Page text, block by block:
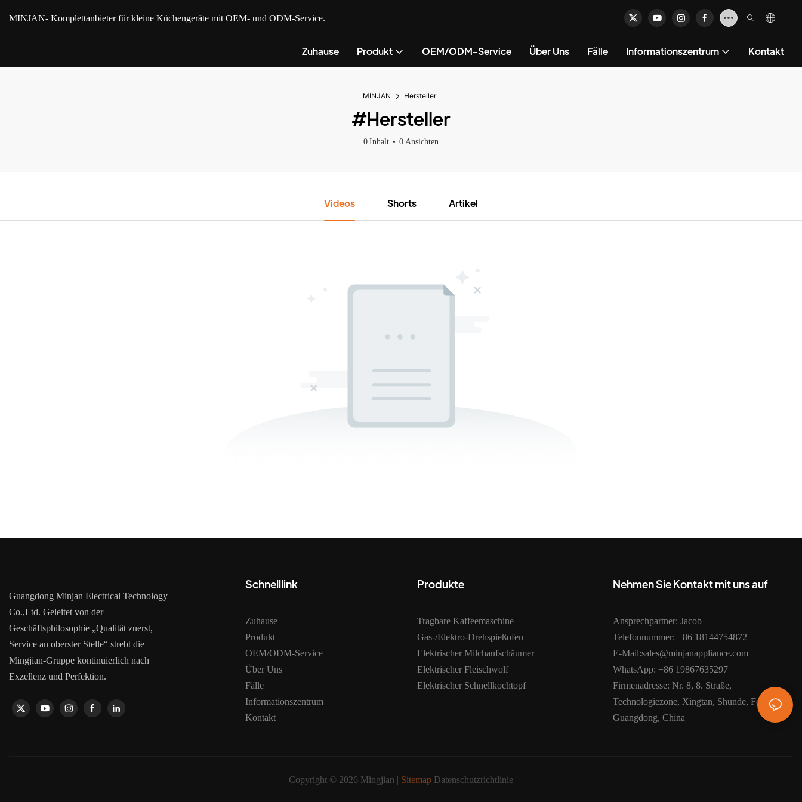
MINJAN- Komplettanbieter für kleine Küchengeräte mit OEM- und ODM-Service.
Zuhause Produkt OEM/ODM-Service Über Uns Fälle Informationszentrum Kontakt
MINJAN Hersteller
#Hersteller
0 Inhalt 0 Ansichten
Videos Shorts Artikel
Guangdong Minjan Electrical Technology
Co.,Ltd. Geleitet von der
Geschäftsphilosophie „Qualität zuerst,
Service an oberster Stelle“ strebt die
Mingjian-Gruppe kontinuierlich nach
Exzellenz und Perfektion.
Schnelllink
Zuhause
Produkt
OEM/ODM-Service
Über Uns
Fälle
Informationszentrum
Kontakt
Produkte
Tragbare Kaffeemaschine
Gas-/Elektro-Drehspießofen
Elektrischer Milchaufschäumer
Elektrischer Fleischwolf
Elektrischer Schnellkochtopf
Nehmen Sie Kontakt mit uns auf
Ansprechpartner: Jacob
Telefonnummer: +86 18144754872
E-Mail:sales@minjanappliance.com
WhatsApp: +86 19867635297
Firmenadresse: Nr. 8, 8. Straße,
Technologiezone, Xingtan, Shunde, Foshan,
Guangdong, China
Copyright © 2026 Mingjian | Sitemap Datenschutzrichtlinie